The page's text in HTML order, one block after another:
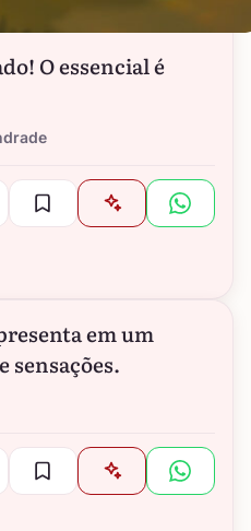
O essencial é
em um
sensações.